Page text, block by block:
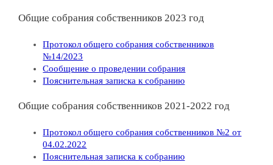
Общие собрания собственников 2023 год
Протокол общего собрания собственников
№14/2023
Сообщение о проведении собрания
Пояснительная записка к собранию
Общие собрания собственников 2021-2022 год
Протокол общего собрания собственников №2 от
04.02.2022
Пояснительная записка к собранию